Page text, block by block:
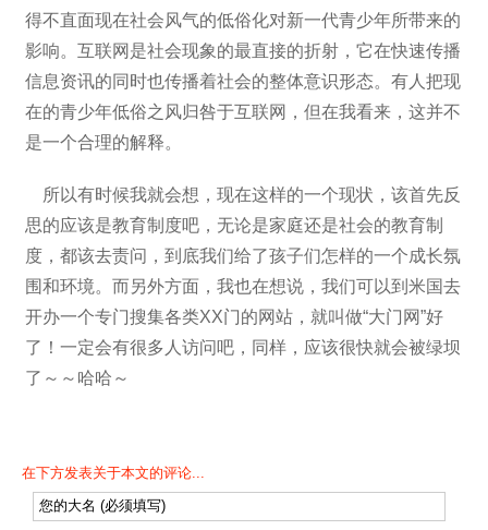
得不直面现在社会风气的低俗化对新一代青少年所带来的
影响。互联网是社会现象的最直接的折射，它在快速传播
信息资讯的同时也传播着社会的整体意识形态。有人把现
在的青少年低俗之风归咎于互联网，但在我看来，这并不
是一个合理的解释。
所以有时候我就会想，现在这样的一个现状，该首先反
思的应该是教育制度吧，无论是家庭还是社会的教育制
度，都该去责问，到底我们给了孩子们怎样的一个成长氛
围和环境。而另外方面，我也在想说，我们可以到米国去
开办一个专门搜集各类XX门的网站，就叫做“大门网”好
了！一定会有很多人访问吧，同样，应该很快就会被绿坝
了～～哈哈～
在下方发表关于本文的评论...